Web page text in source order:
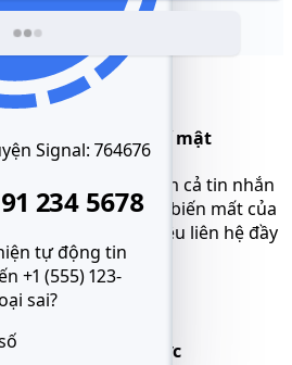
Signal: 764676
234 5678
tự động tin
+1 (555) 123-
sai?
cuộc trò chuyện bí mật
tin nhắn, bao gồm cả tin nhắn
Tin nhắn tự động biến mất của
thời gian và dữ liệu liên hệ đầy
bạn.
tiếp
theo thời gian thực